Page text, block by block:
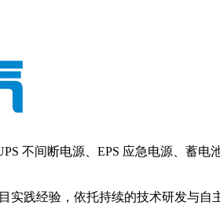
间断电源、EPS 应急电源、蓄电
践经验，依托持续的技术研发与自